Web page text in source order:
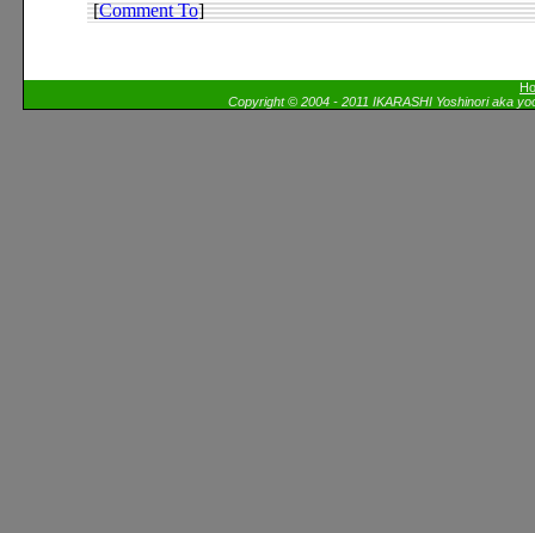
[Comment To]
Copyright © 2004 - 2011 IKARASHI Yoshinori aka